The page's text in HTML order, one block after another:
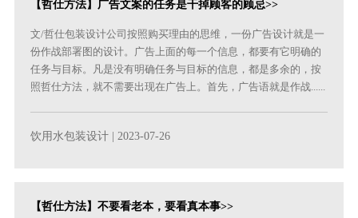
【哲仕方法】广告文案的任务是干掉顾客的顾忌>>
文/哲仕包装设计公司按照购买理由的思维，一份广告设计就是一
份作战部署图的设计。广告上面的每一个信息，都要有它明确的
任务与目标。凡是没有明确任务与目标的信息，都是多余的，按
照哲仕方法，就不需要出现在广告上。首先，广告语就是作战......
饮用水包装设计 | 2023-07-26
【哲仕方法】不要看老本，要看真本事>>